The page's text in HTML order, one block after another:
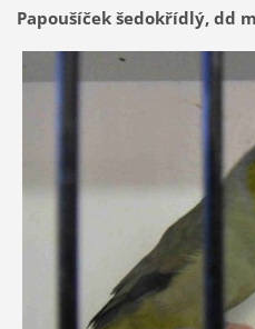
Papoušíček šedokřídlý, dd